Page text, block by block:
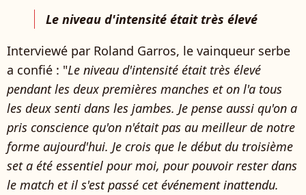
Le niveau d'intensité était très élevé
Interviewé par Roland Garros, le vainqueur serbe
a confié : "Le niveau d'intensité était très élevé
pendant les deux premières manches et on l'a tous
les deux senti dans les jambes. Je pense aussi qu'on a
pris conscience qu'on n'était pas au meilleur de notre
forme aujourd'hui. Je crois que le début du troisième
set a été essentiel pour moi, pour pouvoir rester dans
le match et il s'est passé cet événement inattendu.